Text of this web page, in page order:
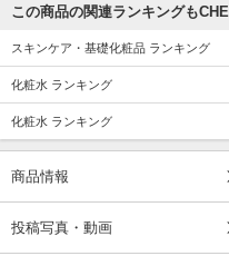
この商品の関連ランキングも
スキンケア・基礎化粧品 ランキング
化粧水 ランキング
化粧水 ランキング
商品情報
投稿写真・動画